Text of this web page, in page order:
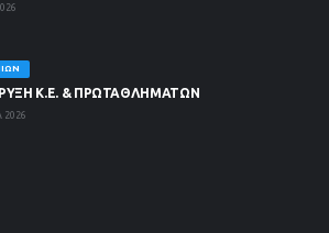
Κ.Ε. & ΠΡΩΤΑΘΛΗΜΑΤΩΝ
2026